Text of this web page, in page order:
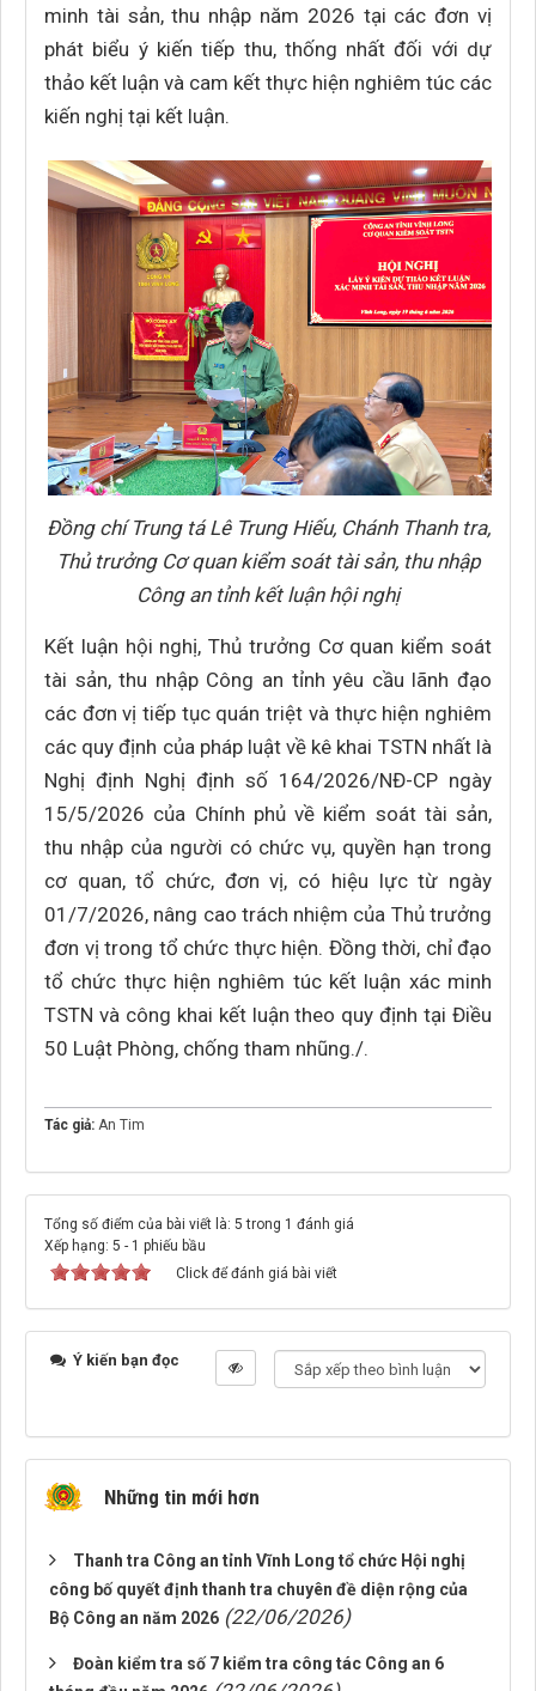
minh tài sản, thu nhập năm 2026 tại các đơn vị
phát biểu ý kiến tiếp thu, thống nhất đối với dự
thảo kết luận và cam kết thực hiện nghiêm túc các
kiến nghị tại kết luận.
Đồng chí Trung tá Lê Trung Hiếu, Chánh Thanh tra,
Thủ trưởng Cơ quan kiểm soát tài sản, thu nhập
Công an tỉnh kết luận hội nghị
Kết luận hội nghị, Thủ trưởng Cơ quan kiểm soát
tài sản, thu nhập Công an tỉnh yêu cầu lãnh đạo
các đơn vị tiếp tục quán triệt và thực hiện nghiêm
các quy định của pháp luật về kê khai TSTN nhất là
Nghị định Nghị định số 164/2026/NĐ-CP ngày
15/5/2026 của Chính phủ về kiểm soát tài sản,
thu nhập của người có chức vụ, quyền hạn trong
cơ quan, tổ chức, đơn vị, có hiệu lực từ ngày
01/7/2026, nâng cao trách nhiệm của Thủ trưởng
đơn vị trong tổ chức thực hiện. Đồng thời, chỉ đạo
tổ chức thực hiện nghiêm túc kết luận xác minh
TSTN và công khai kết luận theo quy định tại Điều
50 Luật Phòng, chống tham nhũng./.
Tác giả: An Tim
Tổng số điểm của bài viết là: 5 trong 1 đánh giá
Xếp hạng: 5 - 1 phiếu bầu
Click để đánh giá bài viết
Ý kiến bạn đọc
Những tin mới hơn
Thanh tra Công an tỉnh Vĩnh Long tổ chức Hội nghị
công bố quyết định thanh tra chuyên đề diện rộng của
Bộ Công an năm 2026 (22/06/2026)
Đoàn kiểm tra số 7 kiểm tra công tác Công an 6